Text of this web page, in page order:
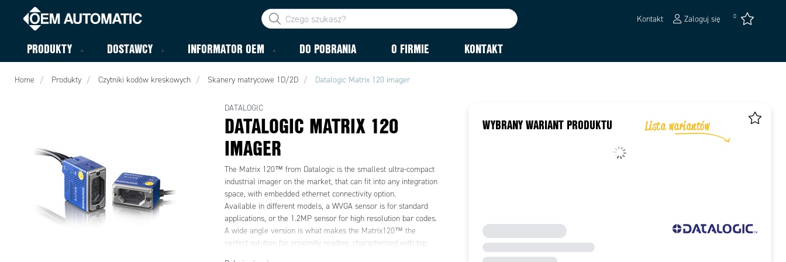
Kontakt Zaloguj się 0
PRODUKTY DOSTAWCY INFORMATOR OEM DO POBRANIA O FIRMIE KONTAKT
Home Produkty Czytniki kodów kreskowych Skanery matrycowe 1D/2D Datalogic Matrix 120 imager
DATALOGIC
DATALOGIC MATRIX 120
IMAGER
The Matrix 120™ from Datalogic is the smallest ultra-compact
industrial imager on the market, that can fit into any integration
space, with embedded ethernet connectivity option.
Available in different models, a WVGA sensor is for standard
applications, or the 1.2MP sensor for high resolution bar codes.
A wide angle version is what makes the Matrix120™ the
perfect solution for proximity reading, characterized with top
WYBRANY WARIANT PRODUKTU